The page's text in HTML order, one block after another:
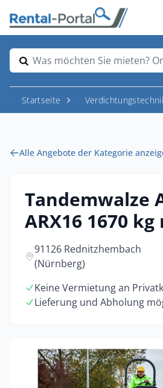
Was möchten Sie mieten?
Startseite
Alle Angebote der Kategorie
Tandemwalze
ARX16 1670
91126 Rednitzhembach
(Nürnberg)
Keine Vermietung an
Lieferung und Abholung